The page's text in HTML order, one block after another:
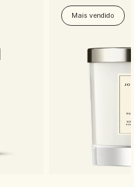
Mais vendido